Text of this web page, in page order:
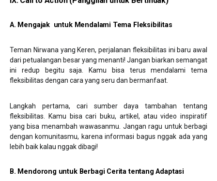
A. Mengajak untuk Mendalami Tema Fleksibilitas
Teman Nirwana yang Keren, perjalanan fleksibilitas ini baru awal
dari petualangan besar yang menanti! Jangan biarkan semangat
ini redup begitu saja. Kamu bisa terus mendalami tema
fleksibilitas dengan cara yang seru dan bermanfaat.
Langkah pertama, cari sumber daya tambahan tentang
fleksibilitas. Kamu bisa cari buku, artikel, atau video inspiratif
yang bisa menambah wawasanmu. Jangan ragu untuk berbagi
dengan komunitasmu, karena informasi bagus nggak ada yang
lebih baik kalau nggak dibagi!
B. Mendorong untuk Berbagi Cerita tentang Adaptasi